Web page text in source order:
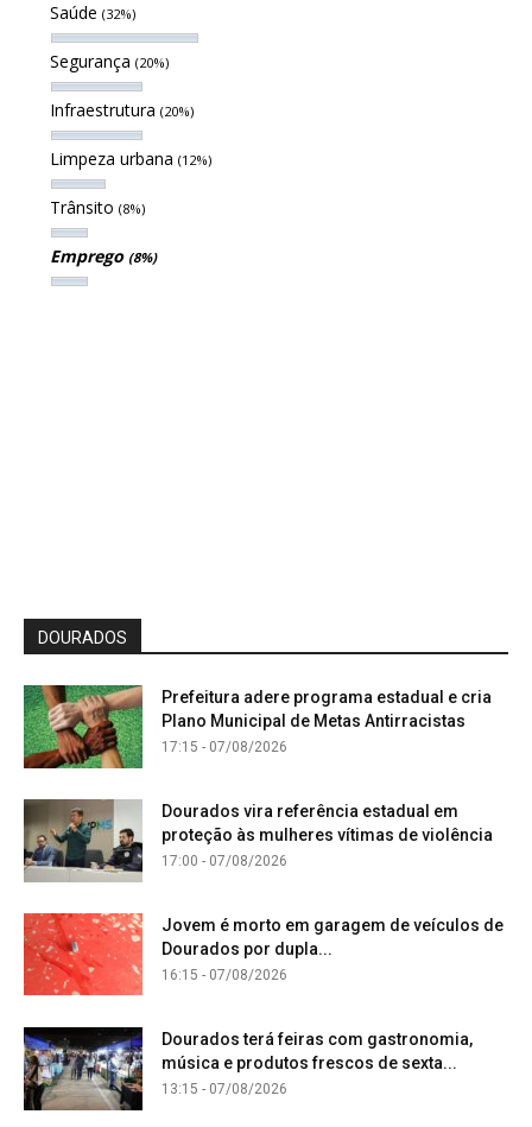
Saúde (32%)
Segurança (20%)
Infraestrutura (20%)
Limpeza urbana (12%)
Trânsito (8%)
Emprego (8%)
DOURADOS
Prefeitura adere programa estadual e cria
Plano Municipal de Metas Antirracistas
17:15 - 07/08/2026
Dourados vira referência estadual em
proteção às mulheres vítimas de violência
17:00 - 07/08/2026
Jovem é morto em garagem de veículos de
Dourados por dupla...
16:15 - 07/08/2026
Dourados terá feiras com gastronomia,
música e produtos frescos de sexta...
13:15 - 07/08/2026